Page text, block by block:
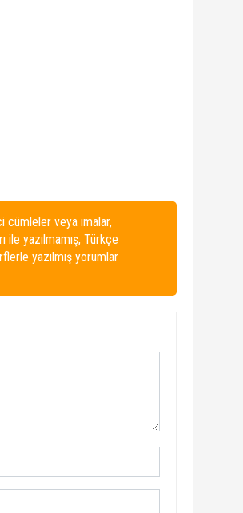
cümleler veya imalar,
ile yazılmamış, Türkçe
yazılmış yorumlar